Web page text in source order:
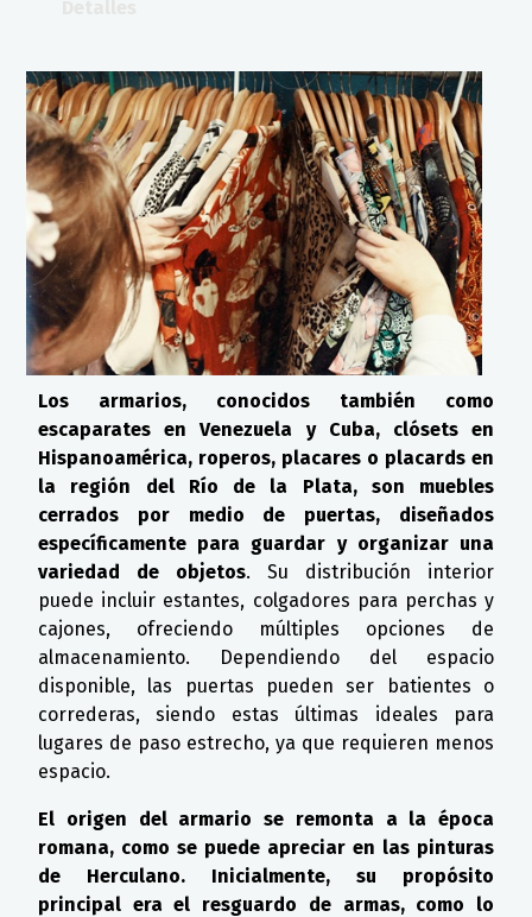
Los armarios, conocidos también como
escaparates en Venezuela y Cuba, clósets en
Hispanoamérica, roperos, placares o placards en
la región del Río de la Plata, son muebles
cerrados por medio de puertas, diseñados
específicamente para guardar y organizar una
variedad de objetos. Su distribución interior
puede incluir estantes, colgadores para perchas y
cajones, ofreciendo múltiples opciones de
almacenamiento. Dependiendo del espacio
disponible, las puertas pueden ser batientes o
correderas, siendo estas últimas ideales para
lugares de paso estrecho, ya que requieren menos
espacio.
El origen del armario se remonta a la época
romana, como se puede apreciar en las pinturas
de Herculano. Inicialmente, su propósito
principal era el resguardo de armas, como lo